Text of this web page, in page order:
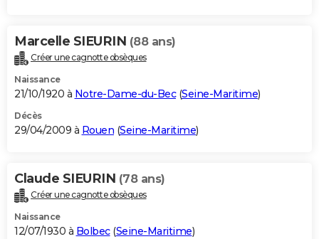
Marcelle SIEURIN (88 ans)
Créer une cagnotte obsèques
Naissance
21/10/1920 à Notre-Dame-du-Bec(Seine-Maritime)
Décès
29/04/2009 à Rouen (Seine-Maritime)
Claude SIEURIN (78 ans)
Créer une cagnotte obsèques
Naissance
12/07/1930 à Bolbec(Seine-Maritime)